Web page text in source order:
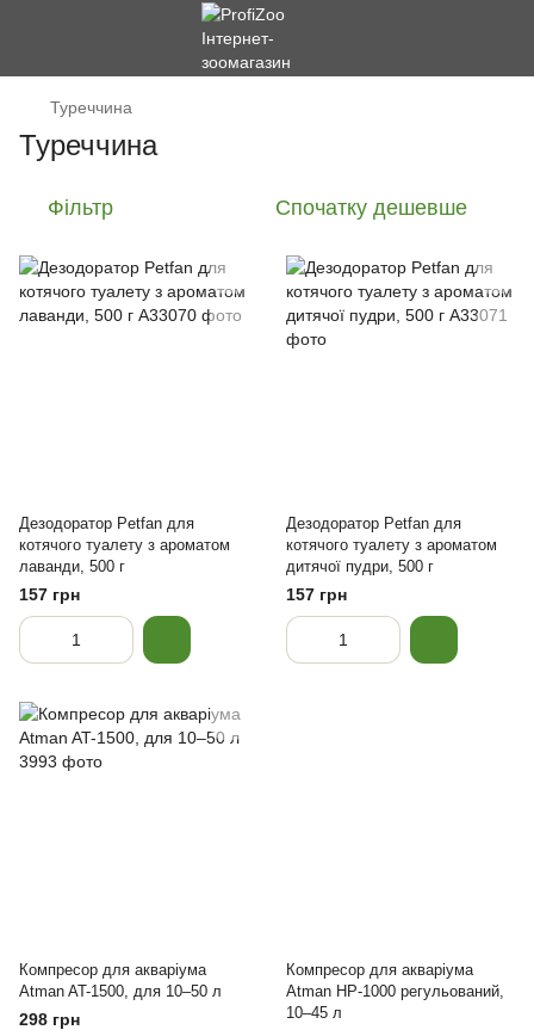
Туреччина
Туреччина
Фільтр Спочатку дешевше
Дезодоратор Petfan для
котячого туалету з ароматом
лаванди, 500 г
157 грн
Дезодоратор Petfan для
котячого туалету з ароматом
дитячої пудри, 500 г
157 грн
Компресор для акваріума
Atman AT-1500, для 10–50 л
298 грн
Компресор для акваріума
Atman HP-1000 регульований,
10–45 л